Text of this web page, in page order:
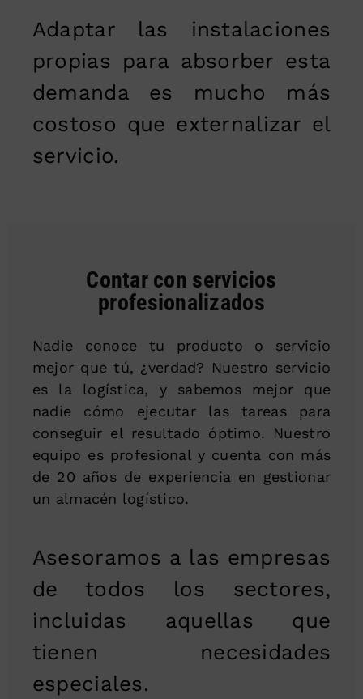
Adaptar las instalaciones
propias para absorber esta
demanda es mucho más
costoso que externalizar el
servicio.
Contar con servicios
profesionalizados
Nadie conoce tu producto o servicio
mejor que tú, ¿verdad? Nuestro servicio
es la logística, y sabemos mejor que
nadie cómo ejecutar las tareas para
conseguir el resultado óptimo. Nuestro
equipo es profesional y cuenta con más
de 20 años de experiencia en gestionar
un almacén logístico.
Asesoramos a las empresas
de todos los sectores,
incluidas aquellas que
tienen necesidades
especiales.